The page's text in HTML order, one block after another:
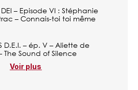
– Episode VI : Stéphanie
– Connais-toi toi même
D.E.I. – ép. V – Aliette de
The Sound of Silence
Voir plus